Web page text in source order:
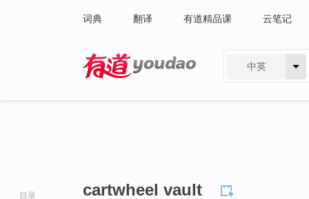
词典 翻译 有道精品课 云笔记
中英
目录 cartwheel vault